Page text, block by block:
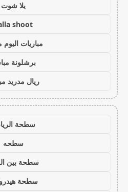
يلا شوت
shoot
مباريات اليوم
برشلونة
ريال مدريد
سطحة
سطحه
سطحة بين
سطحة